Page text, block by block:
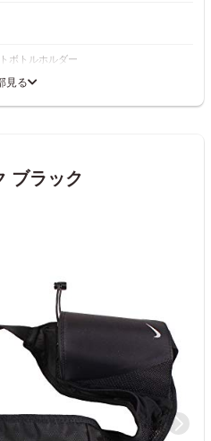
ボトルホルダー
見る
ブラック